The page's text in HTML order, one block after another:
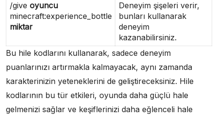
/give oyuncu
minecraft:experience_bottle
miktar
Deneyim şişeleri verir,
bunları kullanarak
deneyim
kazanabilirsiniz.
Bu hile kodlarını kullanarak, sadece deneyim
puanlarınızı artırmakla kalmayacak, aynı zamanda
karakterinizin yeteneklerini de geliştireceksiniz. Hile
kodlarının bu tür etkileri, oyunda daha güçlü hale
gelmenizi sağlar ve keşiflerinizi daha eğlenceli hale